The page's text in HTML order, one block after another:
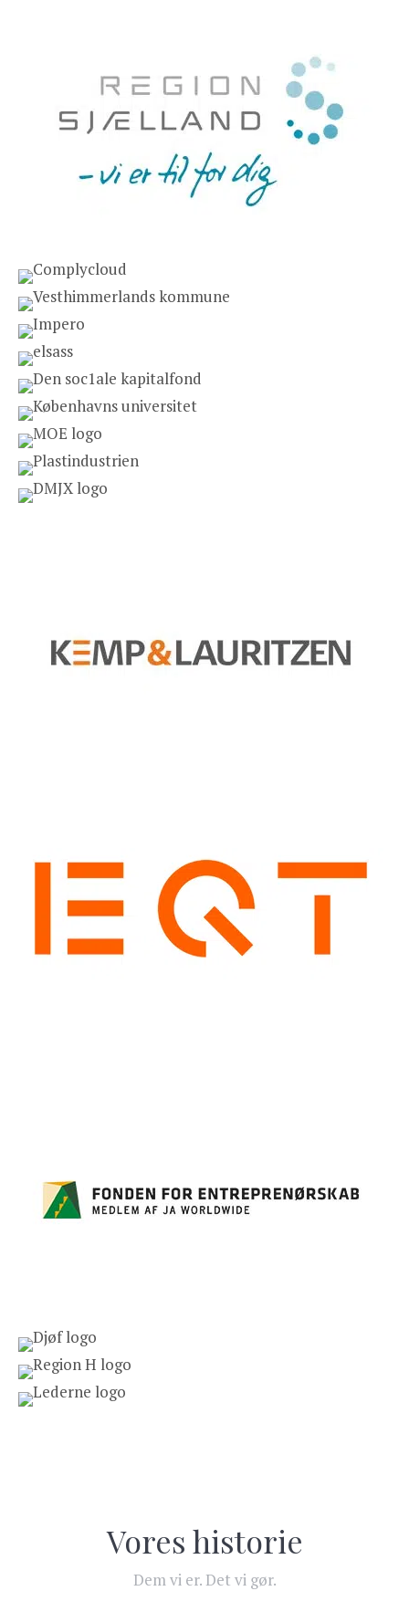
Vores historie
Dem vi er. Det vi gør.